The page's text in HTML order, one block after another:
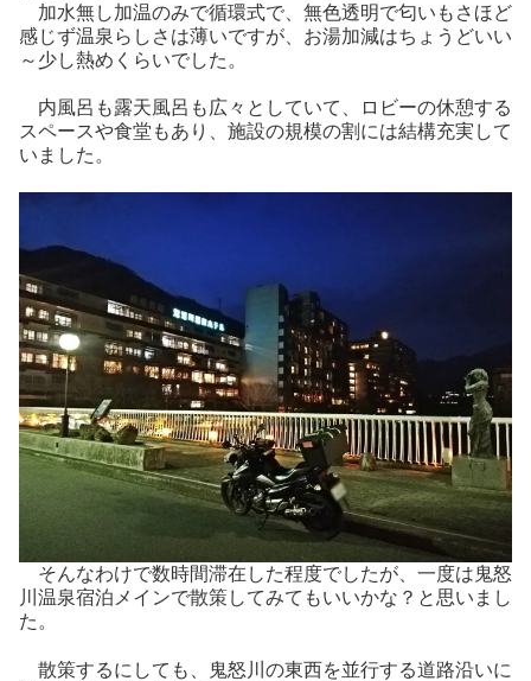
加水無し加温のみで循環式で、無色透明で匂いもさほど
感じず温泉らしさは薄いですが、お湯加減はちょうどいい
～少し熱めくらいでした。
内風呂も露天風呂も広々としていて、ロビーの休憩する
スペースや食堂もあり、施設の規模の割には結構充実して
いました。
そんなわけで数時間滞在した程度でしたが、一度は鬼怒
川温泉宿泊メインで散策してみてもいいかな？と思いまし
た。
散策するにしても、鬼怒川の東西を並行する道路沿いに